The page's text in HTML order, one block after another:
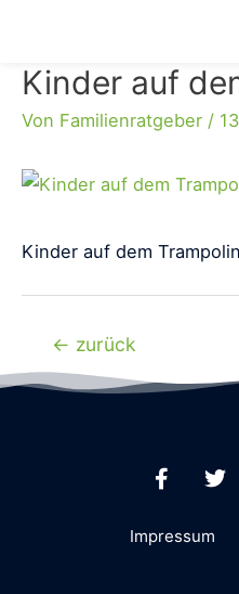
Kinder auf
Von Familienratgeber /
Kinder auf dem Trampolin
← zurück
Impressum